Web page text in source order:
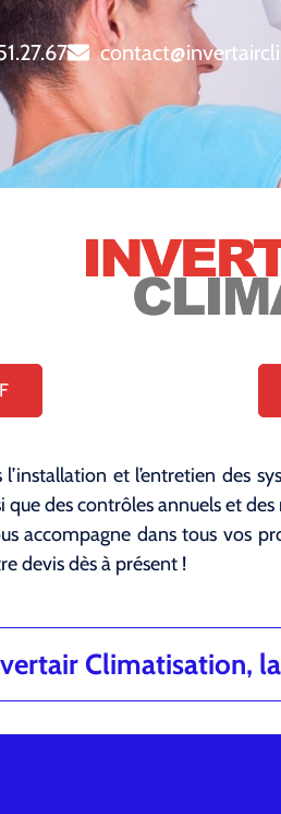
et l’entretien des
des contrôles annuels et
accompagne dans tous
devis dès à présent !
Climatisation,